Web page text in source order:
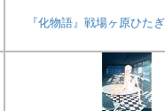
『化物語』戦場ヶ原ひた